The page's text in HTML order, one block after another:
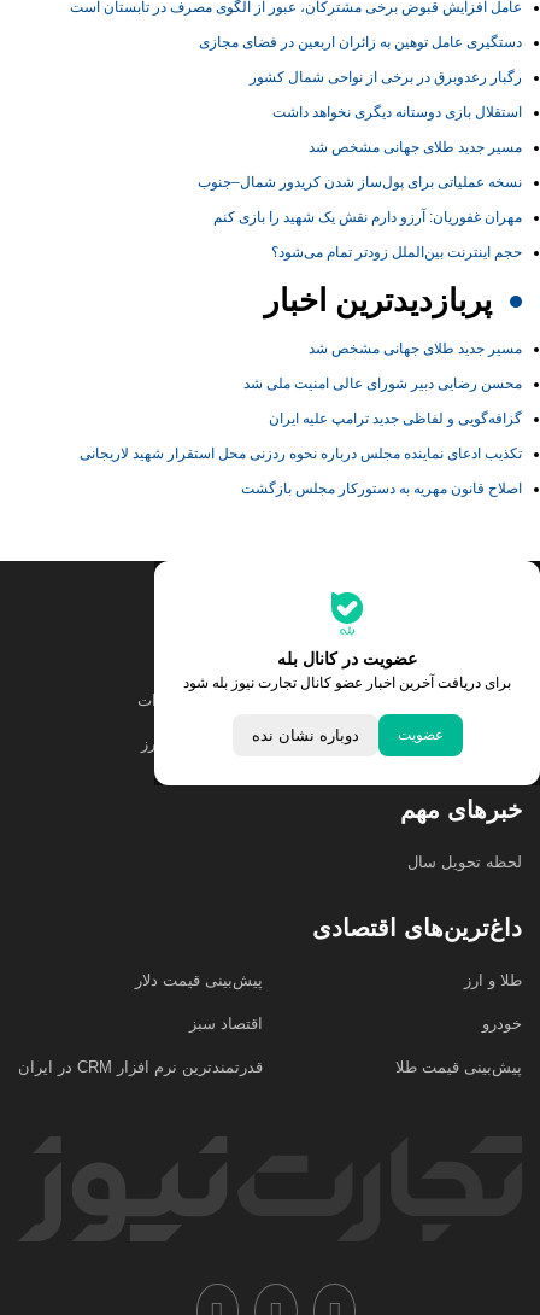
عامل افزایش قبوض برخی مشترکان، عبور از الگوی مصرف در تابستان است
دستگیری عامل توهین به زائران اربعین در فضای مجازی
رگبار رعدوبرق در برخی از نواحی شمال کشور
استقلال بازی دوستانه دیگری نخواهد داشت
مسیر جدید طلای جهانی مشخص شد
نسخه عملیاتی برای پول‌ساز شدن کریدور شمال–جنوب
مهران غفوریان: آرزو دارم نقش یک شهید را بازی کنم
حجم اینترنت بین‌الملل زودتر تمام می‌شود؟
پربازدیدترین اخبار
مسیر جدید طلای جهانی مشخص شد
محسن رضایی دبیر شورای عالی امنیت ملی شد
گزافه‌گویی و لفاظی جدید ترامپ علیه ایران
تکذیب ادعای نماینده مجلس درباره نحوه ردزنی محل استقرار شهید لاریجانی
اصلاح قانون مهریه به دستورکار مجلس بازگشت
عضویت در کانال بله
برای دریافت آخرین اخبار عضو کانال تجارت نیوز بله شود
عضویت دوباره نشان نده
جدیدترین قیمت‌ها
قیمت سکه امامی
قیمت درهم امارات
ابزار تبدیل نرخ ارز
خبرهای مهم
لحظه تحویل سال
داغ‌ترین‌های اقتصادی
طلا و ارز
خودرو
پیش‌بینی قیمت طلا
پیش‌بینی قیمت دلار
اقتصاد سبز
قدرتمندترین نرم‌ افزار CRM در ایران